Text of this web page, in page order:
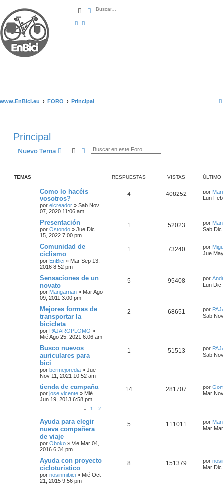
BuscarBúsqueda avanzada
www.EnBici.eu FORO Principal
Principal
Nuevo Tema BuscarBúsqueda avanzada
TEMAS RESPUESTAS VISTAS ÚLTIMO
Como lo hacéis
vosotros?
por elcreador » Sab Nov
07, 2020 11:06 am
4 408252 por
Lun
Presentación
por Ostondo » Jue Dic
15, 2022 7:00 pm
1 52023 por
Sab Dic
Comunidad de
ciclismo
por EnBici » Mar Sep 13,
2016 8:52 pm
1 73240 por
Jue
Sensaciones de un
novato
por Mangarrian » Mar Ago
09, 2011 3:00 pm
5 95408 por
Lun Dic
Mejores formas de
transportar la
bicicleta
por PAJAROPLOMO »
Mié Ago 25, 2021 6:06 am
2 68651 por
Sab
Busco nuevos
auriculares para
bici
por bermejoredia » Jue
Nov 11, 2021 10:52 am
1 51513 por
Sab
tienda de campaña
por jose vicente » Mié
Jun 19, 2013 6:58 pm
1 2
14 281707 por
Mar
Ayuda para elegir
nueva compañera
de viaje
por Oboko » Vie Mar 04,
2016 6:34 pm
5 111011 por
Mar
Ayuda con proyecto
cicloturístico
por nosinmibici » Mié Oct
21, 2015 9:56 pm
8 151379 por
Mar Dic